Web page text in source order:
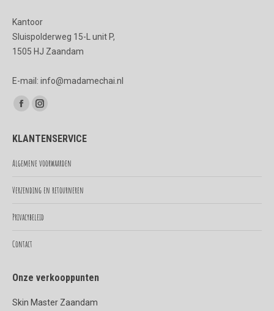
Kantoor
Sluispolderweg 15-L unit P,
1505 HJ Zaandam
E-mail: info@madamechai.nl
Vind ons op:
Facebook
opens
in
window
Instagram
opens
in
window
KLANTENSERVICE
Algemene voorwaarden
Verzending en retourneren
Privacybeleid
Contact
Onze verkooppunten
Skin Master Zaandam